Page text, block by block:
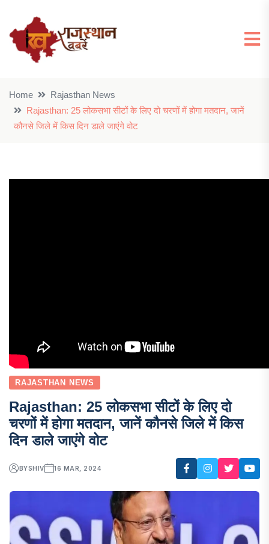
Home
Rajasthan News
Rajasthan: 25 लोकसभा सीटों के लिए दो चरणों में होगा मतदान, जानें
कौनसे जिले में किस दिन डाले जाएंगे वोट
RAJASTHAN NEWS
Rajasthan: 25 लोकसभा सीटों के लिए दो
चरणों में होगा मतदान, जानें कौनसे जिले में किस
दिन डाले जाएंगे वोट
BYSHIV 16 MAR, 2024